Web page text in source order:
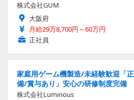
株式会社GUM
大阪府
月給29万8,700円～60万円
正社員
家庭用ゲーム機製造/未経験歓迎「
備/賞与あり」安心の研修制度完備
株式会社Luminous